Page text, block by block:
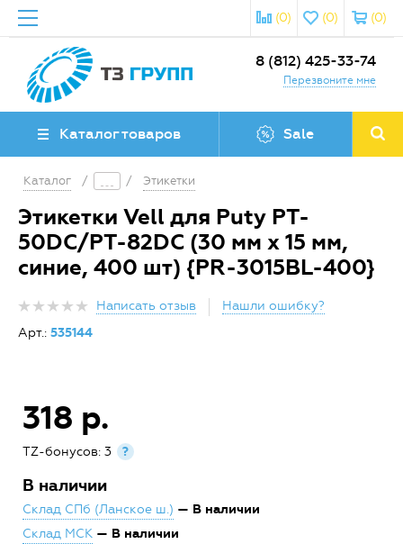
(0)
(0)
(0)
8 (812) 425-33-74
Перезвоните мне
Каталог товаров Sale
Каталог / / Этикетки
Этикетки Vell для Puty PT-
50DC/PT-82DC (30 мм х 15 мм,
синие, 400 шт) {PR-3015BL-400}
Написать отзыв
Нашли ошибку?
Арт.: 535144
318 р.
TZ-бонусов: 3 ?
В наличии
Склад СПб (Ланское ш.) — В наличии
Склад МСК — В наличии